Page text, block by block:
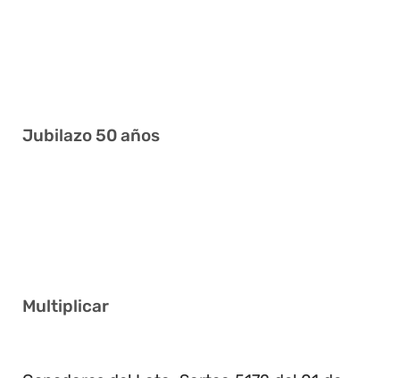
Jubilazo 50 años
Multiplicar